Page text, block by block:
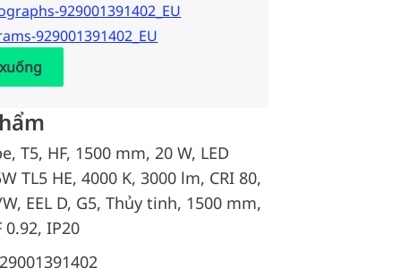
929001391402_EU
929001391402_EU
T5, HF, 1500 mm, 20 W, LED
TL5 HE, 4000 K, 3000 lm, CRI 80,
EEL D, G5, Thủy tinh, 1500 mm,
0.92, IP20